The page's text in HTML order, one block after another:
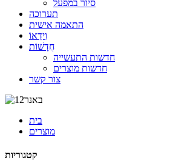
סיור במפעל
תערוכה
התאמה אישית
וִידֵאוֹ
חֲדָשׁוֹת
חדשות התעשייה
חדשות מוצרים
צור קשר
בית
מוצרים
קטגוריות